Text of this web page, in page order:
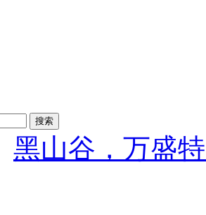
搜索
黑山谷，万盛